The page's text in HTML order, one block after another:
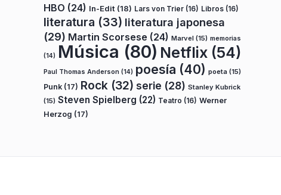
HBO (24) In-Edit (18) Lars von Trier (16) Libros (16)
literatura (33) literatura japonesa
(29) Martin Scorsese (24) Marvel (15) memorias
(14) Música (80) Netflix (54)
Paul Thomas Anderson (14) poesía (40) poeta (15)
Punk (17) Rock (32) serie (28) Stanley Kubrick
(15) Steven Spielberg (22) Teatro (16) Werner
Herzog (17)